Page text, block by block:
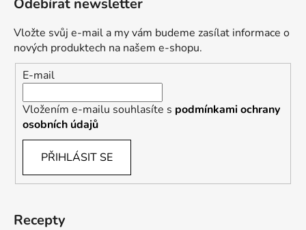
Odebírat newsletter
Vložte svůj e-mail a my vám budeme zasílat informace o
nových produktech na našem e-shopu.
E-mail
Vložením e-mailu souhlasíte s podmínkami ochrany
osobních údajů
PŘIHLÁSIT SE
Recepty